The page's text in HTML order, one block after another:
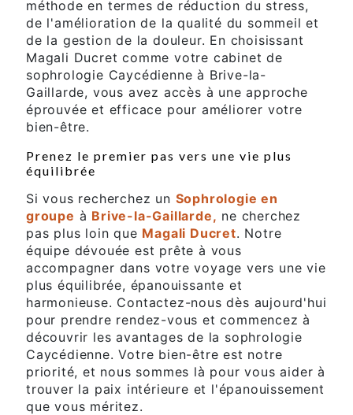
méthode en termes de réduction du stress,
de l'amélioration de la qualité du sommeil et
de la gestion de la douleur. En choisissant
Magali Ducret comme votre cabinet de
sophrologie Caycédienne à Brive-la-
Gaillarde, vous avez accès à une approche
éprouvée et efficace pour améliorer votre
bien-être.
Prenez le premier pas vers une vie plus
équilibrée
Si vous recherchez un Sophrologie en
groupe à Brive-la-Gaillarde, ne cherchez
pas plus loin que Magali Ducret. Notre
équipe dévouée est prête à vous
accompagner dans votre voyage vers une vie
plus équilibrée, épanouissante et
harmonieuse. Contactez-nous dès aujourd'hui
pour prendre rendez-vous et commencez à
découvrir les avantages de la sophrologie
Caycédienne. Votre bien-être est notre
priorité, et nous sommes là pour vous aider à
trouver la paix intérieure et l'épanouissement
que vous méritez.